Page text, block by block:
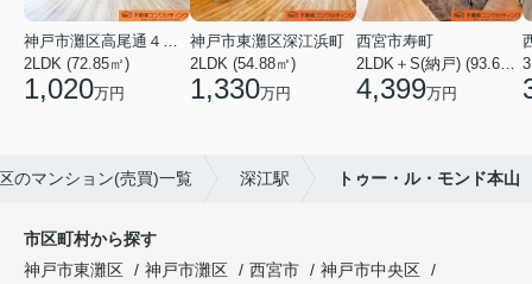
神戸市灘区高尾通４丁目
2LDK (72.85㎡)
1,020万円
神戸市東灘区深江浜町
2LDK (54.88㎡)
1,330万円
西宮市寿町
2LDK＋S(納戸) (93.60㎡)
4,399万円
のマンション(売買)一覧 深江駅 トゥー・ル・モンド本山
市区町村から探す
神戸市東灘区
神戸市灘区 西宮市
神戸市中央区